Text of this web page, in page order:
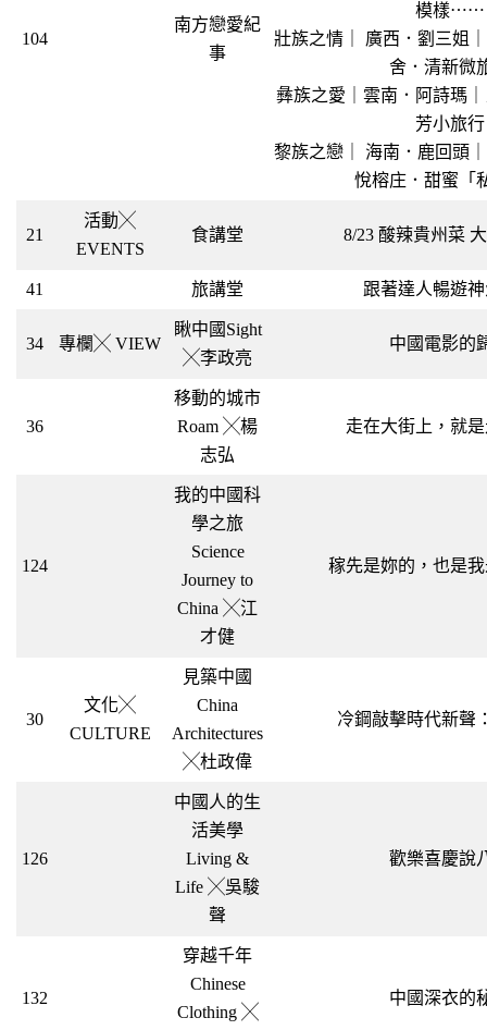
104
南方戀愛紀
事
模樣⋯⋯
壯族之情｜ 廣西．劉三姐
舍．清新微
彝族之愛｜雲南．阿詩瑪
芳小旅行
黎族之戀｜ 海南．鹿回頭
悅榕庄．甜蜜「
21
活動╳
EVENTS
食講堂 8/23 酸辣貴州菜
41 旅講堂 跟著達人暢遊
34 專欄╳ VIEW
瞅中國Sight
╳李政亮
中國電影的
36
移動的城市
Roam ╳楊
志弘
走在大街上，就
124
我的中國科
學之旅
Science
Journey to
China ╳江
才健
稼先是妳的，也是
30
文化╳
CULTURE
見築中國
China
Architectures
╳杜政偉
冷鋼敲擊時代新聲
126
中國人的生
活美學
Living &
Life ╳吳駿
聲
歡樂喜慶說
132
穿越千年
Chinese
Clothing ╳
中國深衣的